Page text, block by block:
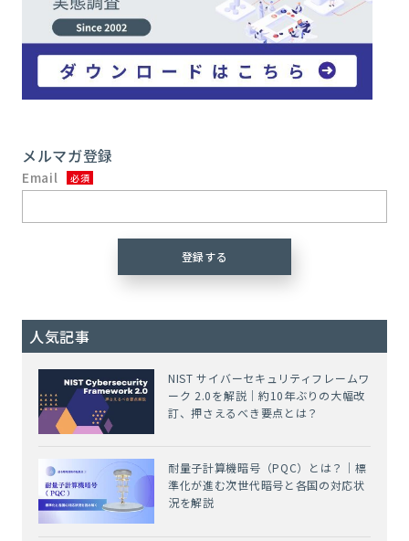
メルマガ登録
Email
人気記事
NIST サイバーセキュリティフレームワ
ーク 2.0を解説｜約10年ぶりの大幅改
訂、押さえるべき要点とは？
耐量子計算機暗号（PQC）とは？｜標
準化が進む次世代暗号と各国の対応状
況を解説